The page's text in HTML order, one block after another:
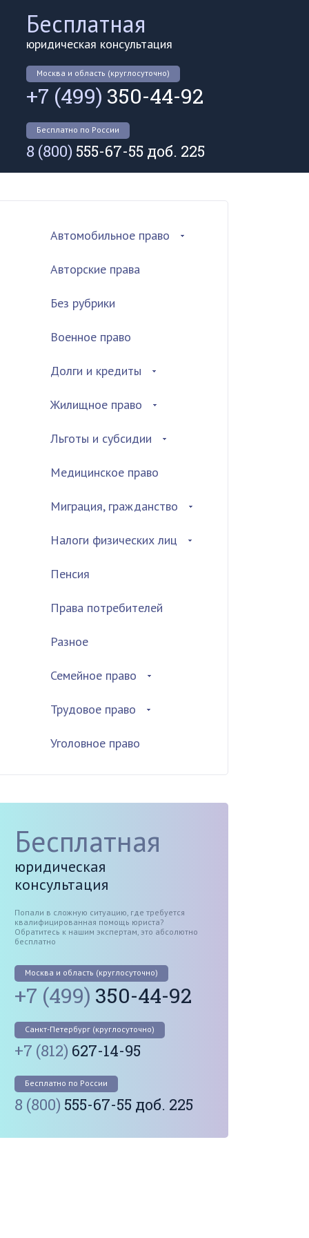
Бесплатная
юридическая консультация
Москва и область (круглосуточно)
+7 (499) 350-44-92
Бесплатно по России
8 (800) 555-67-55 доб. 225
Автомобильное право
Авторские права
Без рубрики
Военное право
Долги и кредиты
Жилищное право
Льготы и субсидии
Медицинское право
Миграция, гражданство
Налоги физических лиц
Пенсия
Права потребителей
Разное
Семейное право
Трудовое право
Уголовное право
Бесплатная
юридическая
консультация
Попали в сложную ситуацию, где требуется
квалифицированная помощь юриста?
Обратитесь к нашим экспертам, это абсолютно
бесплатно
Москва и область (круглосуточно)
+7 (499) 350-44-92
Санкт-Петербург (круглосуточно)
+7 (812) 627-14-95
Бесплатно по России
8 (800) 555-67-55 доб. 225